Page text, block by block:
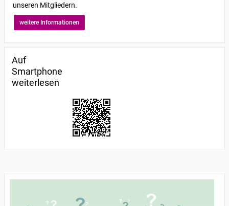
unseren Mitgliedern.
weitere Informationen
Auf
Smartphone
weiterlesen